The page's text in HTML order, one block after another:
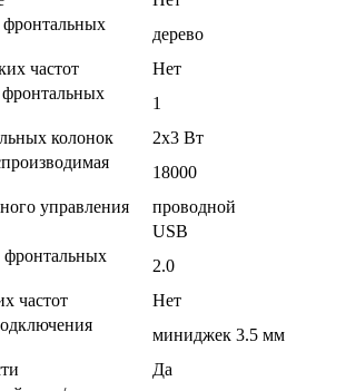
фронтальных
дерево
частот
Нет
1
колонок
2х3 Вт
18000
управления
проводной
USB
фронтальных
2.0
частот
Нет
миниджек 3.5 мм
Да